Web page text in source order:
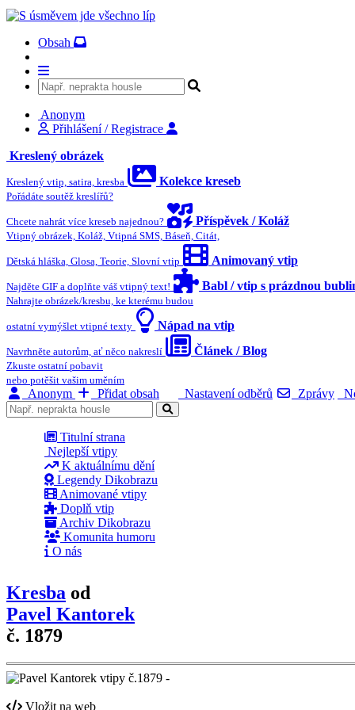
Obsah
Anonym
Přihlášení / Registrace
Kreslený obrázek
Kreslený vtip, satira, kresba Kolekce kreseb
Pořádáte soutěž kreslířů?
Chcete nahrát více kreseb najednou? Příspěvek / Koláž
Vtipný obrázek, Koláž, Vtipná SMS, Báseň, Citát,
Dětská hláška, Glosa, Teorie, Slovní vtip Animovaný vtip
Najděte GIF a doplňte váš vtipný text! Babl / vtip s prázdnou
Nahrajte obrázek/kresbu, ke kterému budou
ostatní vymýšlet vtipné texty Nápad na vtip
Navrhněte autorům, ať něco nakreslí Článek / Blog
Zkuste ostatní pobavit
nebo potěšit vašim uměním
Anonym Přidat obsah Nastavení odběrů Zprávy
Titulní strana
Nejlepší vtipy
K aktuálnímu dění
Legendy Dikobrazu
Animované vtipy
Doplň vtip
Archiv Dikobrazu
Komunita humoru
O nás
Kresba od
Pavel Kantorek
č. 1879
Vložit na web